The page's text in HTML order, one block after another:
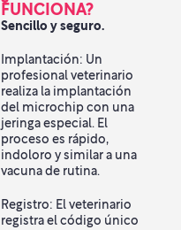
FUNCIONA?
Sencillo y seguro.
Implantación: Un
profesional veterinario
realiza la implantación
del microchip con una
jeringa especial. El
proceso es rápido,
indoloro y similar a una
vacuna de rutina.
Registro: El veterinario
registra el código único